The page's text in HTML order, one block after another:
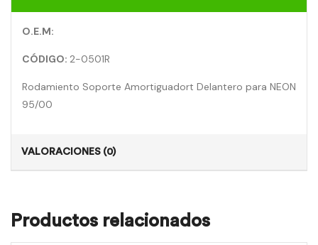
O.E.M:
CÓDIGO: 2-0501R
Rodamiento Soporte Amortiguadort Delantero para NEON
95/00
VALORACIONES (0)
Productos relacionados